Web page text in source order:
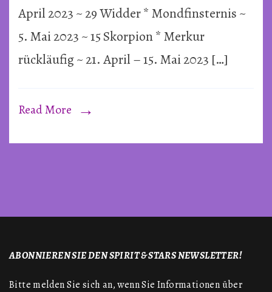
April 2023 ~ 29 Widder * Mondfinsternis ~
5. Mai 2023 ~ 15 Skorpion * Merkur
rückläufig ~ 21. April – 15. Mai 2023 […]
Read More
ABONNIEREN SIE DEN SPIRIT & STARS NEWSLETTER!
Bitte melden Sie sich an, wenn Sie Informationen über